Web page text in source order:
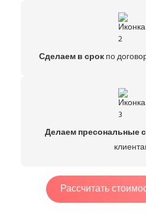
Сделаем в срокпо
Делаем пресональные
Рассчитать